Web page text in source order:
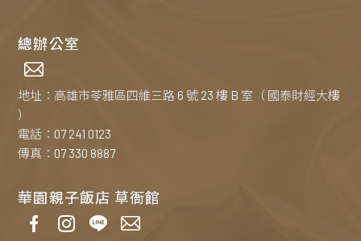
總辦公室
地址：高雄市苓雅區四維三路 6 號 23 樓 B 室（ 國泰財經大樓
）
電話：07 241 0123
傳真：07 330 8887
華園親子飯店 草衙館